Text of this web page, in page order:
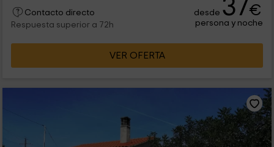
Contacto directo
Respuesta superior a 72h
desde 37€
persona y noche
VER OFERTA